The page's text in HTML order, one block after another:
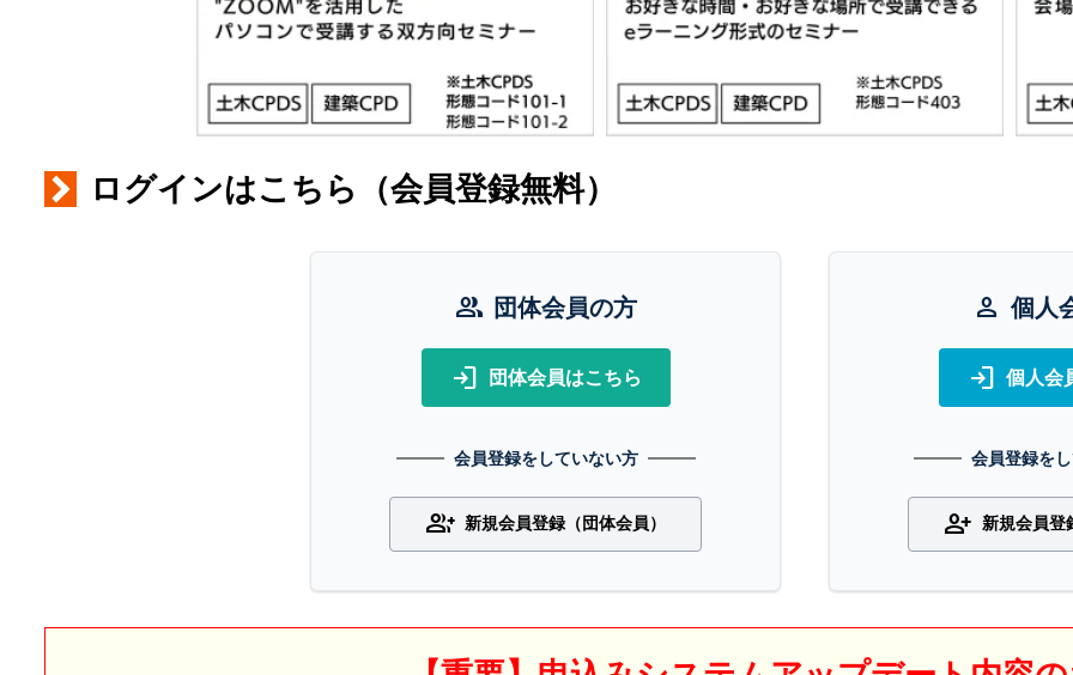
ログインはこちら（会員登録無料）
group 団体会員の方
login 団体会員はこちら
会員登録をしていない方
group_add 新規会員登録（団体会員）
person 個人
login 個人会
会員登録を
person_add 新規会員登